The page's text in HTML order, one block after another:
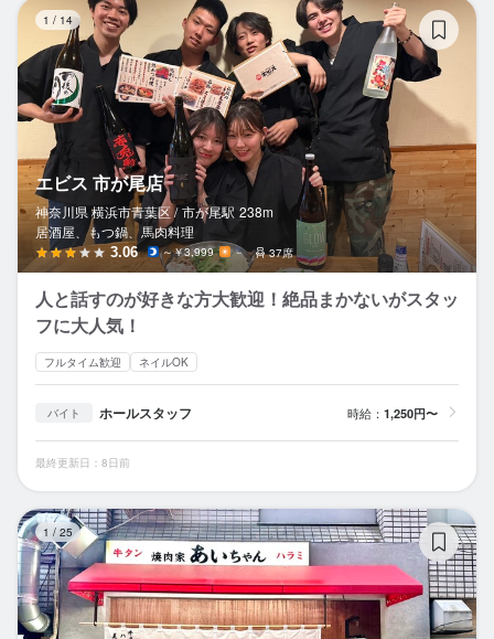
1 / 14
エビス 市が尾店
神奈川県 横浜市青葉区 / 市が尾駅 238m
居酒屋、もつ鍋、馬肉料理
3.06 ～￥3,999 － 37席
人と話すのが好きな方大歓迎！絶品まかないがスタッ
フに大人気！
フルタイム歓迎 ネイルOK
バイト ホールスタッフ 時給： 1,250円〜
最終更新日：8日前
1 /25